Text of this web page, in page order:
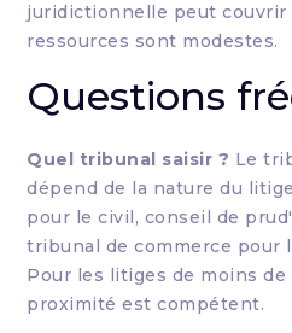
juridictionnelle peut couvrir
ressources sont modestes.
Questions
Quel tribunal saisir ? Le
dépend de la nature du
pour le civil, conseil de
tribunal de commerce pour
Pour les litiges de moins
proximité est compétent.